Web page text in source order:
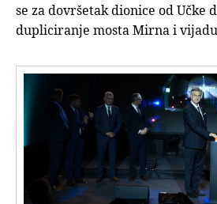
se za dovršetak dionice od Učke
dupliciranje mosta Mirna i